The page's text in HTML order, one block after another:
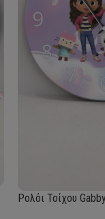
Ρολόι Τοίχου